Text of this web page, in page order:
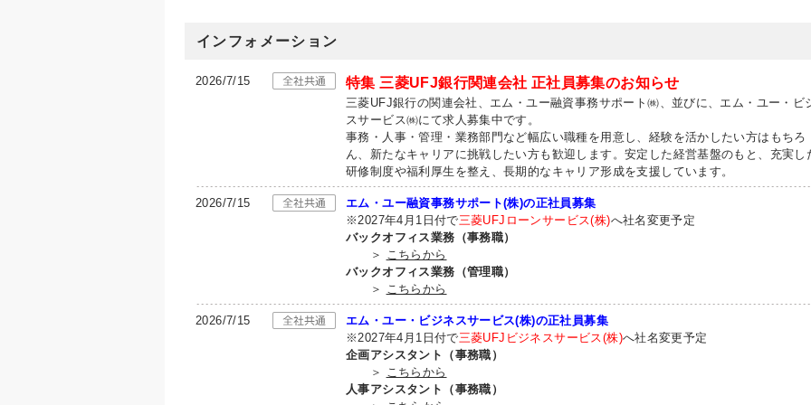
インフォメーション
2026/7/15 特集 三菱UFJ銀行関連会社 正社員募集のお知らせ
三菱UFJ銀行の関連会社、エム・ユー融資事務サポート㈱、並びに、エム・ユー・ビ
スサービス㈱にて求人募集中です。
事務・人事・管理・業務部門など幅広い職種を用意し、経験を活かしたい方はもちろ
ん、新たなキャリアに挑戦したい方も歓迎します。安定した経営基盤のもと、充実し
研修制度や福利厚生を整え、長期的なキャリア形成を支援しています。
2026/7/15
エム・ユー融資事務サポート(株)の正社員募集
※2027年4月1日付で三菱UFJローンサービス(株)へ社名変更予定
バックオフィス業務（事務職）
＞ こちらから
バックオフィス業務（管理職）
＞ こちらから
2026/7/15
エム・ユー・ビジネスサービス(株)の正社員募集
※2027年4月1日付で三菱UFJビジネスサービス(株)へ社名変更予定
企画アシスタント（事務職）
＞ こちらから
人事アシスタント（事務職）